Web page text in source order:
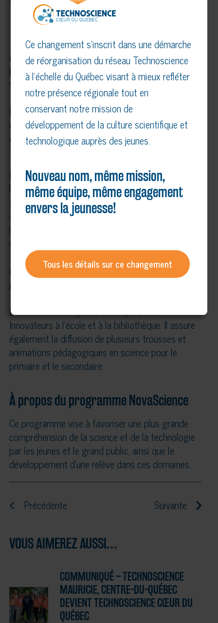
À propos de Technoscience Mauricie,
Centre-du-Québec et du Réseau
Technoscience
Le Technoscience Mauricie, Centre-du-Québec est
un organisme à but non lucratif dont la mission
est de faire la promotion de la science et des
technologies, principalement auprès des jeunes.
Fort de ses membres présents partout au Québec,
le Réseau Technoscience a pour mission de
stimuler et de transmettre la passion des
sciences, de la technologie et de l’innovation chez
les jeunes tout en encourageant l’émergence d’une
relève scientifique. Chaque année, c’est plus de
160 000 jeunes de niveaux primaire, secondaire et
collégial qui sont rejoints par ses différents
programmes : les Expo-sciences, les Défis
technologiques, les animations scientifiques Les
Débrouillards, l’Odyssée de l’objet et les
Innovateurs à l’école et à la bibliothèque. Il assure
également la diffusion de plusieurs trousses et
animations pédagogiques en science pour le
primaire et le secondaire.
À propos du programme NovaScience
Ce programme vise à favoriser une plus grande
compréhension de la science et de la technologie
par les jeunes et le grand public, ainsi que le
développement d’une relève dans ces domaines.
Précédente Suivante
VOUS AIMEREZ AUSSI…
COMMUNIQUÉ – TECHNOSCIENCE
MAURICIE, CENTRE-DU-QUÉBEC
DEVIENT TECHNOSCIENCE CŒUR DU
QUÉBEC
Ce changement s’inscrit dans une démarche
de réorganisation du réseau Technoscience
à l’échelle du Québec visant à mieux refléter
notre présence régionale tout en
conservant notre mission de
développement de la culture scientifique et
technologique auprès des jeunes.
Nouveau nom, même mission,
même équipe, même engagement
envers la jeunesse!
Tous les détails sur ce changement